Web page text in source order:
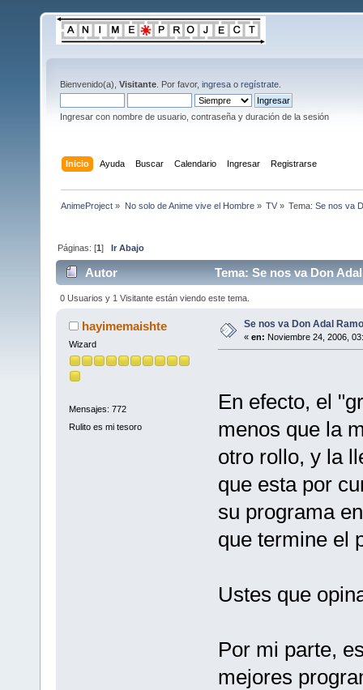
Bienvenido(a), Visitante . Por favor, ingresa o regístrate
Ingresar con nombre de usuario, contraseña y duración de la sesión
Inicio Ayuda Buscar Calendario Ingresar Registrarse
AnimeProject » No solo de Anime vive el Hombre» TV» Tema:Se nos va
Páginas: [1]Ir Abajo
Autor Tema: Se nos va Don
0 Usuarios y 1 Visitante están viendo este tema.
hayimemaishte
Wizard
Mensajes: 772
Rulito es mi tesoro
Se nos va Don Adal
« en: Noviembre 24, 2006,
En efecto, el
menos que la
otro rollo, y la
que esta por
su programa
que termine el
Ustes que
Por mi parte,
mejores